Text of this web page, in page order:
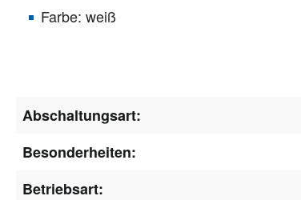
Farbe: weiß
Abschaltungsart:
Besonderheiten:
Betriebsart: